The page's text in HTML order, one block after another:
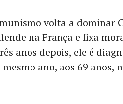
volta a dominar
na França e fixa
anos depois, ele é
ano, aos 69 anos,